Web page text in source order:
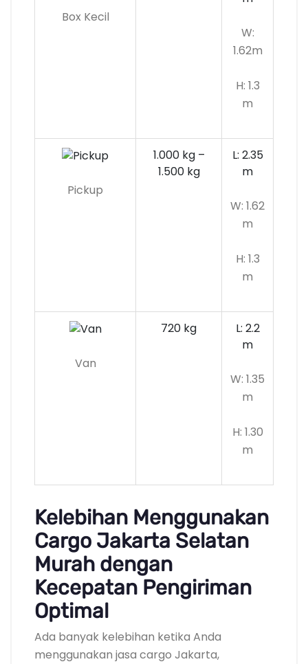
Box Kecil
W:
1.62m
H: 1.3
m
Pickup
1.000 kg –
1.500 kg
L: 2.35
m
W: 1.62
m
H: 1.3
m
Van
720 kg
L: 2.2
m
W: 1.35
m
H: 1.30
m
Kelebihan Menggunakan
Cargo Jakarta Selatan
Murah dengan
Kecepatan Pengiriman
Optimal
Ada banyak kelebihan ketika Anda
menggunakan jasa cargo Jakarta,